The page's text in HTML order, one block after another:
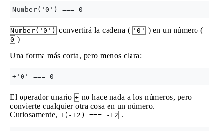
Number('0') convertirá la cadena ( '0' ) en un número (
0 )
Una forma más corta, pero menos clara:
El operador unario + no hace nada a los números, pero
convierte cualquier otra cosa en un número.
Curiosamente, +(-12) === -12 .